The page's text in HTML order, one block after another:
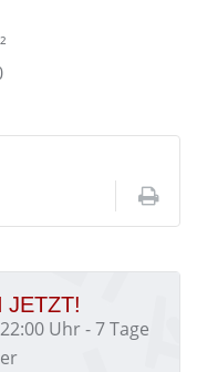
JETZT!
Uhr - 7 Tage